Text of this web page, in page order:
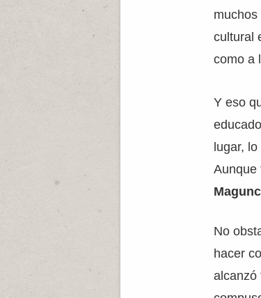
cultural
como a
Y eso
lugar,
Aunque
No
hacer
alcanzó